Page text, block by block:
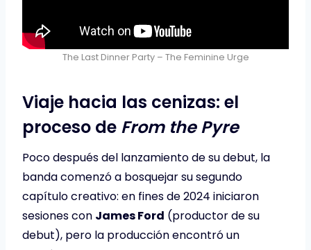
The Last Dinner Party – The Feminine Urge
Viaje hacia las cenizas: el
proceso de From the Pyre
Poco después del lanzamiento de su debut, la
banda comenzó a bosquejar su segundo
capítulo creativo: en fines de 2024 iniciaron
sesiones con James Ford (productor de su
debut), pero la producción encontró un